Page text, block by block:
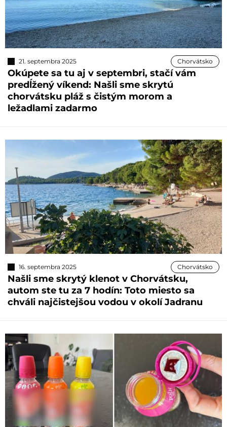
21. septembra 2025 Chorvátsko
Okúpete sa tu aj v septembri, stačí vám
predĺžený víkend: Našli sme skrytú
chorvátsku pláž s čistým morom a
ležadlami zadarmo
16. septembra 2025 Chorvátsko
Našli sme skrytý klenot v Chorvátsku,
autom ste tu za 7 hodín: Toto miesto sa
chváli najčistejšou vodou v okolí Jadranu